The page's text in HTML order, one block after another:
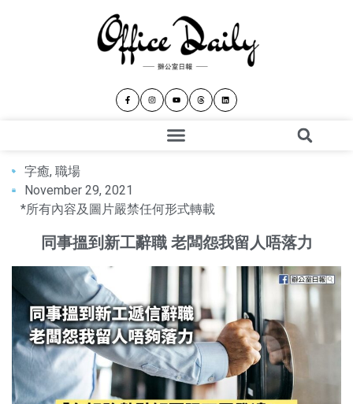
字癒, 職場
November 29, 2021
*所有內容及圖片嚴禁任何形式轉載
同事搵到新工辭職 老闆怨我留人唔落力